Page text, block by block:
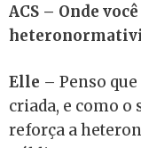
ACS – Onde
Elle – Penso
criada, e como o
reforça a